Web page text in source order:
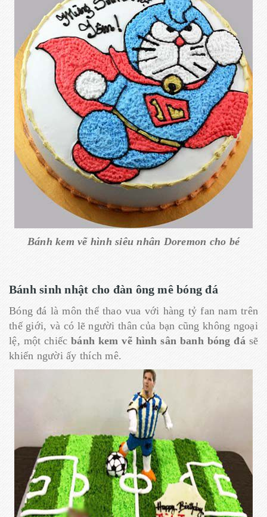
Bánh kem vẽ hình siêu nhân Doremon cho bé
Bánh sinh nhật cho đàn ông mê bóng đá
Bóng đá là môn thể thao vua với hàng tỷ fan nam trên
thế giới, và có lẽ người thân của bạn cũng không ngoại
lệ, một chiếc bánh kem vẽ hình sân banh bóng đásẽ
khiến người ấy thích mê.